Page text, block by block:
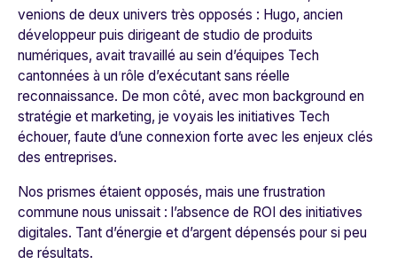
venions de deux univers très opposés : Hugo, ancien
développeur puis dirigeant de studio de produits
numériques, avait travaillé au sein d’équipes Tech
cantonnées à un rôle d’exécutant sans réelle
reconnaissance. De mon côté, avec mon background en
stratégie et marketing, je voyais les initiatives Tech
échouer, faute d’une connexion forte avec les enjeux clés
des entreprises.
Nos prismes étaient opposés, mais une frustration
commune nous unissait : l’absence de ROI des initiatives
digitales. Tant d’énergie et d’argent dépensés pour si peu
de résultats.